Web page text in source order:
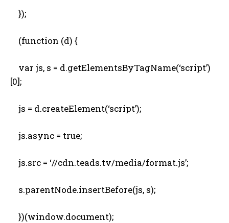
});
(function (d) {
var js, s = d.getElementsByTagName(‘script’)
[0];
js = d.createElement(‘script’);
js.async = true;
js.src = ‘//cdn.teads.tv/media/format.js’;
s.parentNode.insertBefore(js, s);
})(window.document);